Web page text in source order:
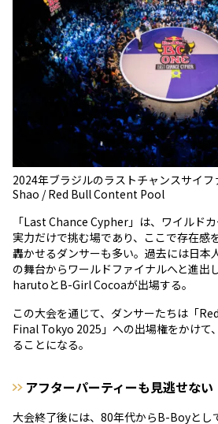
2024年ブラジルのラストチャンスサイ
Shao / Red Bull Content Pool
「Last Chance Cypher」は、ワイルド
実力だけで挑む場であり、ここで存在感
轟かせるダンサーも多い。過去には日本
の舞台からワールドファイナルへと進出
harutoとB-Girl Cocoaが出場する。
この大会を通じて、ダンサーたちは「
Final Tokyo 2025」への出場権をかけて
ることになる。
アフターパーティーも見逃せない
大会終了後には、80年代からB-Boyとし